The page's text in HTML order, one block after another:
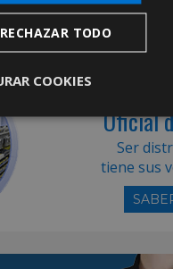
Hazte
Oficial
Ser
tiene sus
RECHAZAR TODO
COOKIES